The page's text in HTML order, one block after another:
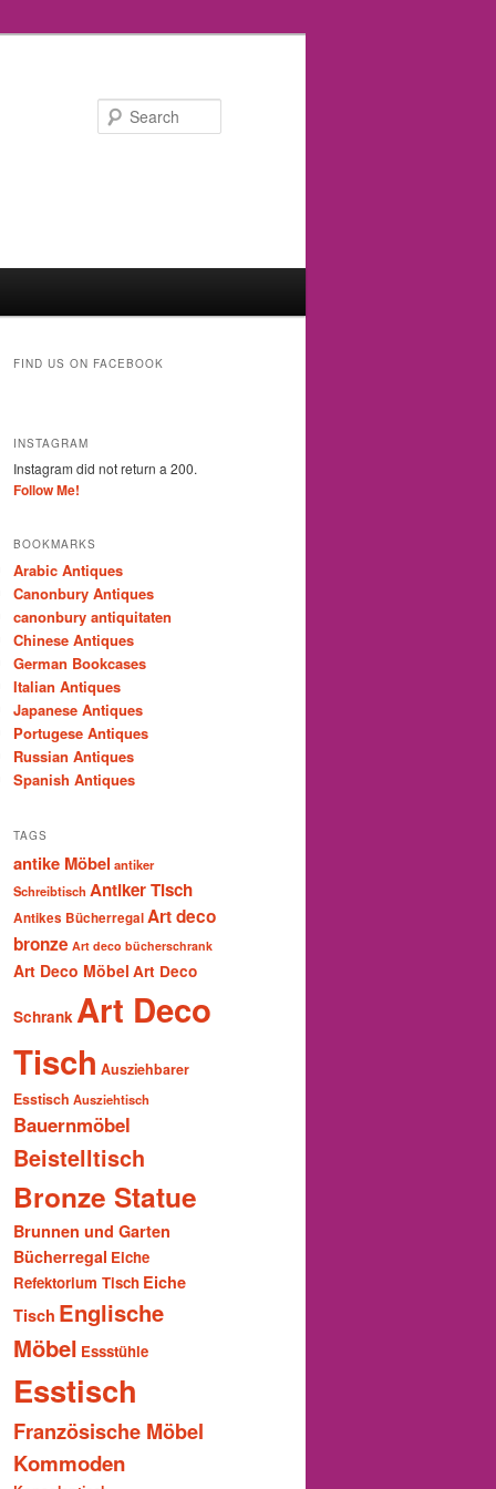
FIND US ON FACEBOOK
INSTAGRAM
Instagram did not return a 200.
Follow Me!
BOOKMARKS
Arabic Antiques
Canonbury Antiques
canonbury antiquitaten
Chinese Antiques
German Bookcases
Italian Antiques
Japanese Antiques
Portugese Antiques
Russian Antiques
Spanish Antiques
TAGS
antike Möbel antiker
Schreibtisch Antiker Tisch
Antikes BücherregalArt deco
bronze Art deco bücherschrank
Art Deco Möbel Art Deco
Schrank Art Deco
Tisch Ausziehbarer
Esstisch Ausziehtisch
Bauernmöbel
Beistelltisch
Bronze Statue
Brunnen und Garten
Bücherregal Eiche
Refektorium Tisch Eiche
Tisch Englische
Möbel Essstühle
Esstisch
Französische Möbel
Kommoden